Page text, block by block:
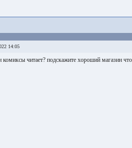
14:05
комиксы читает? подскажите хороший магазин